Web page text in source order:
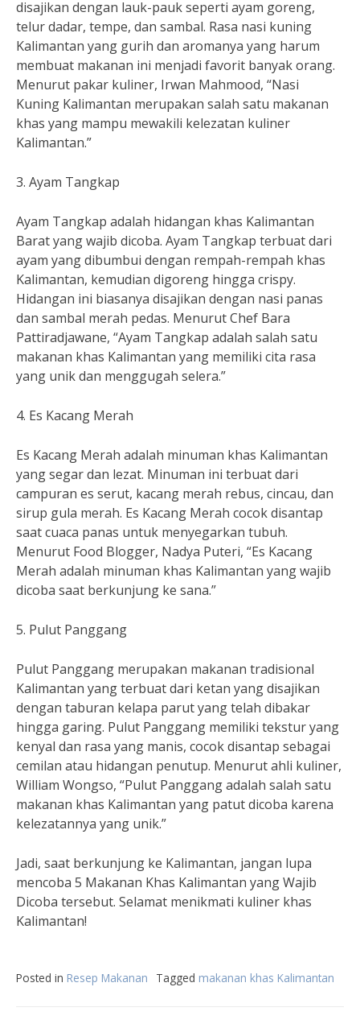
disajikan dengan lauk-pauk seperti ayam goreng,
telur dadar, tempe, dan sambal. Rasa nasi kuning
Kalimantan yang gurih dan aromanya yang harum
membuat makanan ini menjadi favorit banyak orang.
Menurut pakar kuliner, Irwan Mahmood, “Nasi
Kuning Kalimantan merupakan salah satu makanan
khas yang mampu mewakili kelezatan kuliner
Kalimantan.”
3. Ayam Tangkap
Ayam Tangkap adalah hidangan khas Kalimantan
Barat yang wajib dicoba. Ayam Tangkap terbuat dari
ayam yang dibumbui dengan rempah-rempah khas
Kalimantan, kemudian digoreng hingga crispy.
Hidangan ini biasanya disajikan dengan nasi panas
dan sambal merah pedas. Menurut Chef Bara
Pattiradjawane, “Ayam Tangkap adalah salah satu
makanan khas Kalimantan yang memiliki cita rasa
yang unik dan menggugah selera.”
4. Es Kacang Merah
Es Kacang Merah adalah minuman khas Kalimantan
yang segar dan lezat. Minuman ini terbuat dari
campuran es serut, kacang merah rebus, cincau, dan
sirup gula merah. Es Kacang Merah cocok disantap
saat cuaca panas untuk menyegarkan tubuh.
Menurut Food Blogger, Nadya Puteri, “Es Kacang
Merah adalah minuman khas Kalimantan yang wajib
dicoba saat berkunjung ke sana.”
5. Pulut Panggang
Pulut Panggang merupakan makanan tradisional
Kalimantan yang terbuat dari ketan yang disajikan
dengan taburan kelapa parut yang telah dibakar
hingga garing. Pulut Panggang memiliki tekstur yang
kenyal dan rasa yang manis, cocok disantap sebagai
cemilan atau hidangan penutup. Menurut ahli kuliner,
William Wongso, “Pulut Panggang adalah salah satu
makanan khas Kalimantan yang patut dicoba karena
kelezatannya yang unik.”
Jadi, saat berkunjung ke Kalimantan, jangan lupa
mencoba 5 Makanan Khas Kalimantan yang Wajib
Dicoba tersebut. Selamat menikmati kuliner khas
Kalimantan!
Posted in Resep Makanan Tagged makanan khas Kalimantan